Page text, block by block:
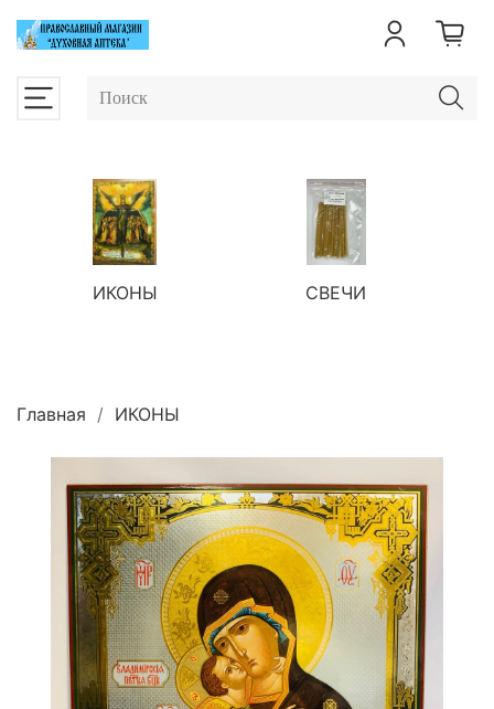
ИКОНЫ СВЕЧИ
Главная ИКОНЫ